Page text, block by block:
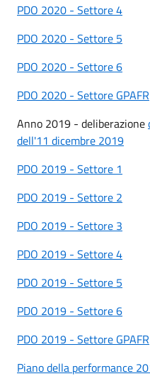
PDO 2020 - Settore 4
PDO 2020 - Settore 5
PDO 2020 - Settore 6
PDO 2020 - Settore GPAFR
Anno 2019 - deliberazione
dell'11 dicembre 2019
PDO 2019 - Settore 1
PDO 2019 - Settore 2
PDO 2019 - Settore 3
PDO 2019 - Settore 4
PDO 2019 - Settore 5
PDO 2019 - Settore 6
PDO 2019 - Settore GPAFR
Piano della performance